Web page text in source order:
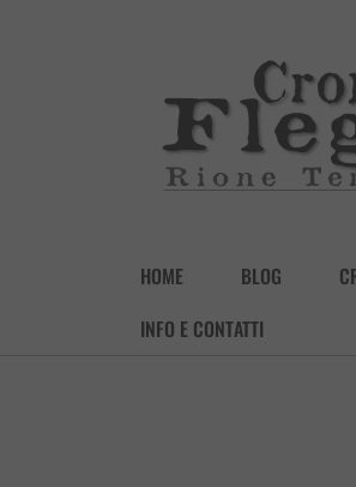
HOME BLOG
INFO E CONTATTI